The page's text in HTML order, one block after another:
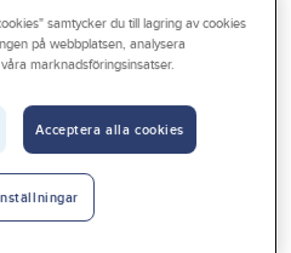
och bad
Handdusch 1-
spray,
samtycker du till lagring av cookies
på webbplatsen, analysera
marknadsföringsinsatser.
Acceptera alla cookies